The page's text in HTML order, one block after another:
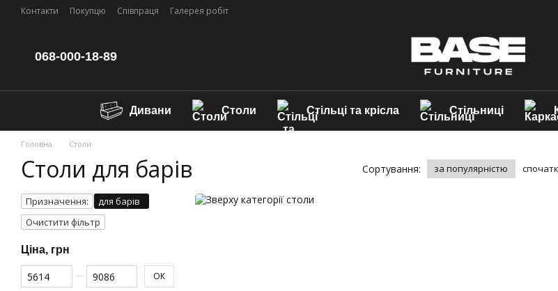
Перейти до основного контенту
Контакти Покупцю Співпраця Галерея робіт
068-000-18-89
Дивани Столи Стільці та крісла Стільниці
Головна Столи
Столи для барів Сортування: за популярністю
Призначення:
для барів
Очистити фільтр
Ціна, грн
Від Ціна, грн
До Ціна, грн ОК